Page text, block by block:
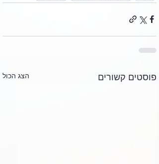
פוסטים קשורים הצג הכול